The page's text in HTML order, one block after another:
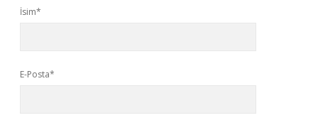
İsim*
E-Posta*